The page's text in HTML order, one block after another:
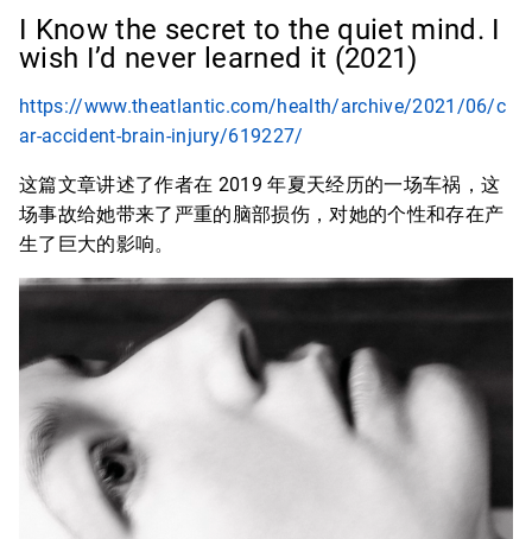
I Know the secret to the quiet mind. I
wish I’d never learned it (2021)
https://www.theatlantic.com/health/archive/2021/06/c
ar-accident-brain-injury/619227/
这篇文章讲述了作者在 2019 年夏天经历的一场车祸，这
场事故给她带来了严重的脑部损伤，对她的个性和存在产
生了巨大的影响。